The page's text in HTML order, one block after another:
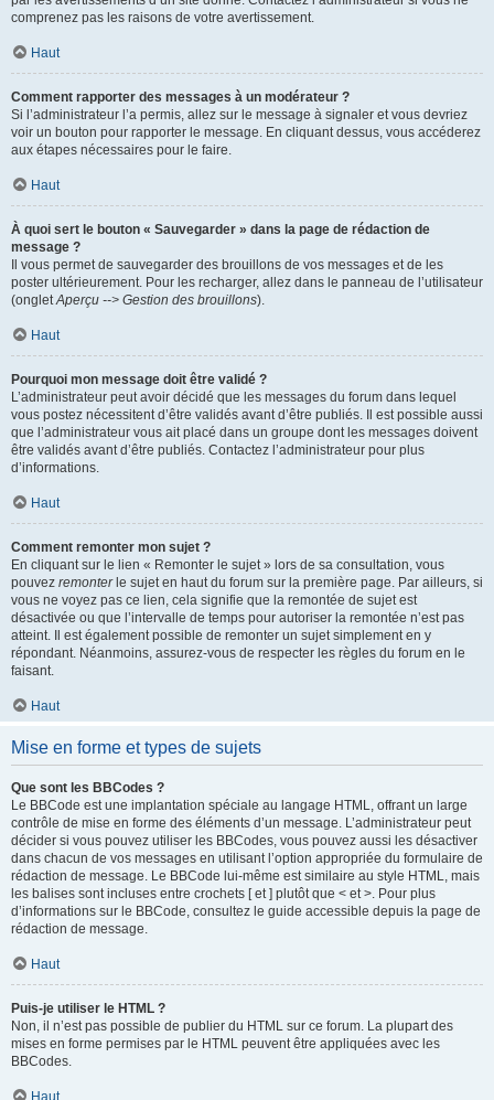
comprenez pas les raisons de votre avertissement.
Haut
Comment rapporter des messages à un modérateur ?
Si l’administrateur l’a permis, allez sur le message à signaler et vous devriez
voir un bouton pour rapporter le message. En cliquant dessus, vous accéderez
aux étapes nécessaires pour le faire.
Haut
À quoi sert le bouton « Sauvegarder » dans la page de rédaction de
message ?
Il vous permet de sauvegarder des brouillons de vos messages et de les
poster ultérieurement. Pour les recharger, allez dans le panneau de l’utilisateur
(ongletAperçu --> Gestion des brouillons).
Haut
Pourquoi mon message doit être validé ?
L’administrateur peut avoir décidé que les messages du forum dans lequel
vous postez nécessitent d’être validés avant d’être publiés. Il est possible aussi
que l’administrateur vous ait placé dans un groupe dont les messages doivent
être validés avant d’être publiés. Contactez l’administrateur pour plus
d’informations.
Haut
Comment remonter mon sujet ?
En cliquant sur le lien « Remonter le sujet » lors de sa consultation, vous
pouvez remonterle sujet en haut du forum sur la première page. Par ailleurs, si
vous ne voyez pas ce lien, cela signifie que la remontée de sujet est
désactivée ou que l’intervalle de temps pour autoriser la remontée n’est pas
atteint. Il est également possible de remonter un sujet simplement en y
répondant. Néanmoins, assurez-vous de respecter les règles du forum en le
faisant.
Haut
Mise en forme et types de sujets
Que sont les BBCodes ?
Le BBCode est une implantation spéciale au langage HTML, offrant un large
contrôle de mise en forme des éléments d’un message. L’administrateur peut
décider si vous pouvez utiliser les BBCodes, vous pouvez aussi les désactiver
dans chacun de vos messages en utilisant l’option appropriée du formulaire de
rédaction de message. Le BBCode lui-même est similaire au style HTML, mais
les balises sont incluses entre crochets [ et ] plutôt que < et >. Pour plus
d’informations sur le BBCode, consultez le guide accessible depuis la page de
rédaction de message.
Haut
Puis-je utiliser le HTML ?
Non, il n’est pas possible de publier du HTML sur ce forum. La plupart des
mises en forme permises par le HTML peuvent être appliquées avec les
BBCodes.
Haut